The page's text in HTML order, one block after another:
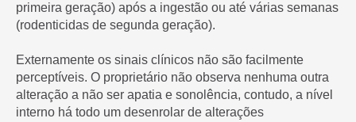
primeira geração) após a ingestão ou até várias semanas
(rodenticidas de segunda geração).
Externamente os sinais clínicos não são facilmente
perceptíveis. O proprietário não observa nenhuma outra
alteração a não ser apatia e sonolência, contudo, a nível
interno há todo um desenrolar de alterações